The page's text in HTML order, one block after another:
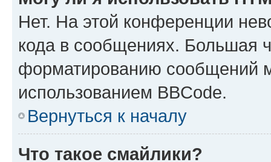
Нет. На этой конференции
кода в сообщениях. Большая
форматированию сообщений
использованием BBCode.
Вернуться к началу
Что такое смайлики?